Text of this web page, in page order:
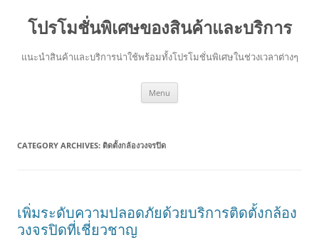
โปรโมชั่นพิเศษของสินค้าและบริการ
แนะนำสินค้าและบริการน่าใช้พร้อมทั้งโปรโมชั่นพิเศษในช่วงเวลาต่างๆ
Menu
CATEGORY ARCHIVES: ติดตั้งกล้องวงจรปิด
เพิ่มระดับความปลอดภัยด้วยบริการติดตั้งกล้อง
วงจรปิดที่เชี่ยวชาญ